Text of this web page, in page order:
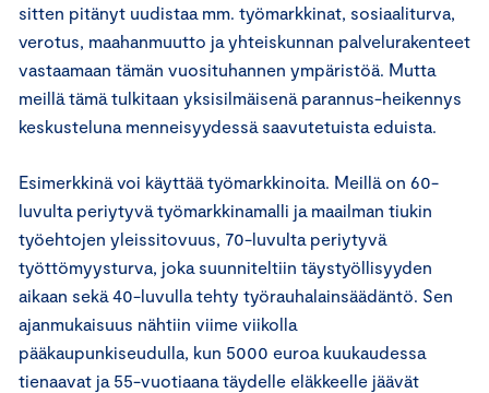
sitten pitänyt uudistaa mm. työmarkkinat, sosiaaliturva,
verotus, maahanmuutto ja yhteiskunnan palvelurakenteet
vastaamaan tämän vuosituhannen ympäristöä. Mutta
meillä tämä tulkitaan yksisilmäisenä parannus-heikennys
keskusteluna menneisyydessä saavutetuista eduista.
Esimerkkinä voi käyttää työmarkkinoita. Meillä on 60-
luvulta periytyvä työmarkkinamalli ja maailman tiukin
työehtojen yleissitovuus, 70-luvulta periytyvä
työttömyysturva, joka suunniteltiin täystyöllisyyden
aikaan sekä 40-luvulla tehty työrauhalainsäädäntö. Sen
ajanmukaisuus nähtiin viime viikolla
pääkaupunkiseudulla, kun 5000 euroa kuukaudessa
tienaavat ja 55-vuotiaana täydelle eläkkeelle jäävät